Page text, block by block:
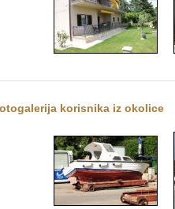
korisnika iz okolice